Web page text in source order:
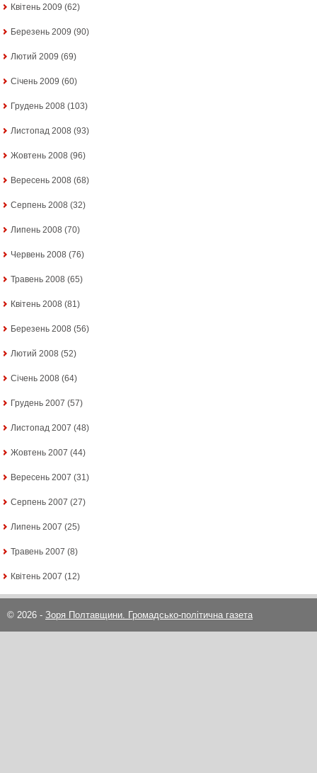
Квітень 2009 (62)
Березень 2009 (90)
Лютий 2009 (69)
Січень 2009 (60)
Грудень 2008 (103)
Листопад 2008 (93)
Жовтень 2008 (96)
Вересень 2008 (68)
Серпень 2008 (32)
Липень 2008 (70)
Червень 2008 (76)
Травень 2008 (65)
Квітень 2008 (81)
Березень 2008 (56)
Лютий 2008 (52)
Січень 2008 (64)
Грудень 2007 (57)
Листопад 2007 (48)
Жовтень 2007 (44)
Вересень 2007 (31)
Серпень 2007 (27)
Липень 2007 (25)
Травень 2007 (8)
Квітень 2007 (12)
© 2026 - Зоря Полтавщини. Громадсько-політична газета